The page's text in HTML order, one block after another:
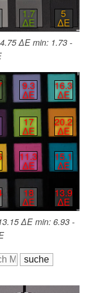
1.7
∆E
5
∆E
∆E min: 1.73 -
9.3
∆E
16.3
∆E
17
∆E
20.2
∆E
11.3
∆E
15.1
∆E
18
∆E
13.9
∆E
∆E min: 6.93 -